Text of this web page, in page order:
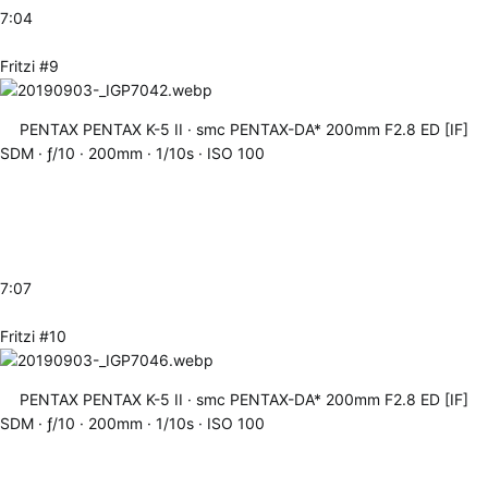
7:04
Fritzi #9
PENTAX PENTAX K-5 II
smc PENTAX-DA* 200mm F2.8 ED [IF]
SDM
ƒ/10 200mm 1/10s ISO 100
7:07
Fritzi #10
PENTAX PENTAX K-5 II
smc PENTAX-DA* 200mm F2.8 ED [IF]
SDM
ƒ/10 200mm 1/10s ISO 100